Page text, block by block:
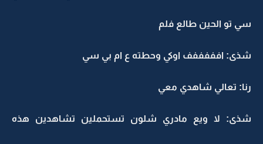
سي تو الحين طالع فلم
شذى: افففففف اوكي وحطته ع ام بي سي
رنا: تعالي شاهدي معي
شذى: لا ويع مادري شلون تستحملين تشاهدين هذه